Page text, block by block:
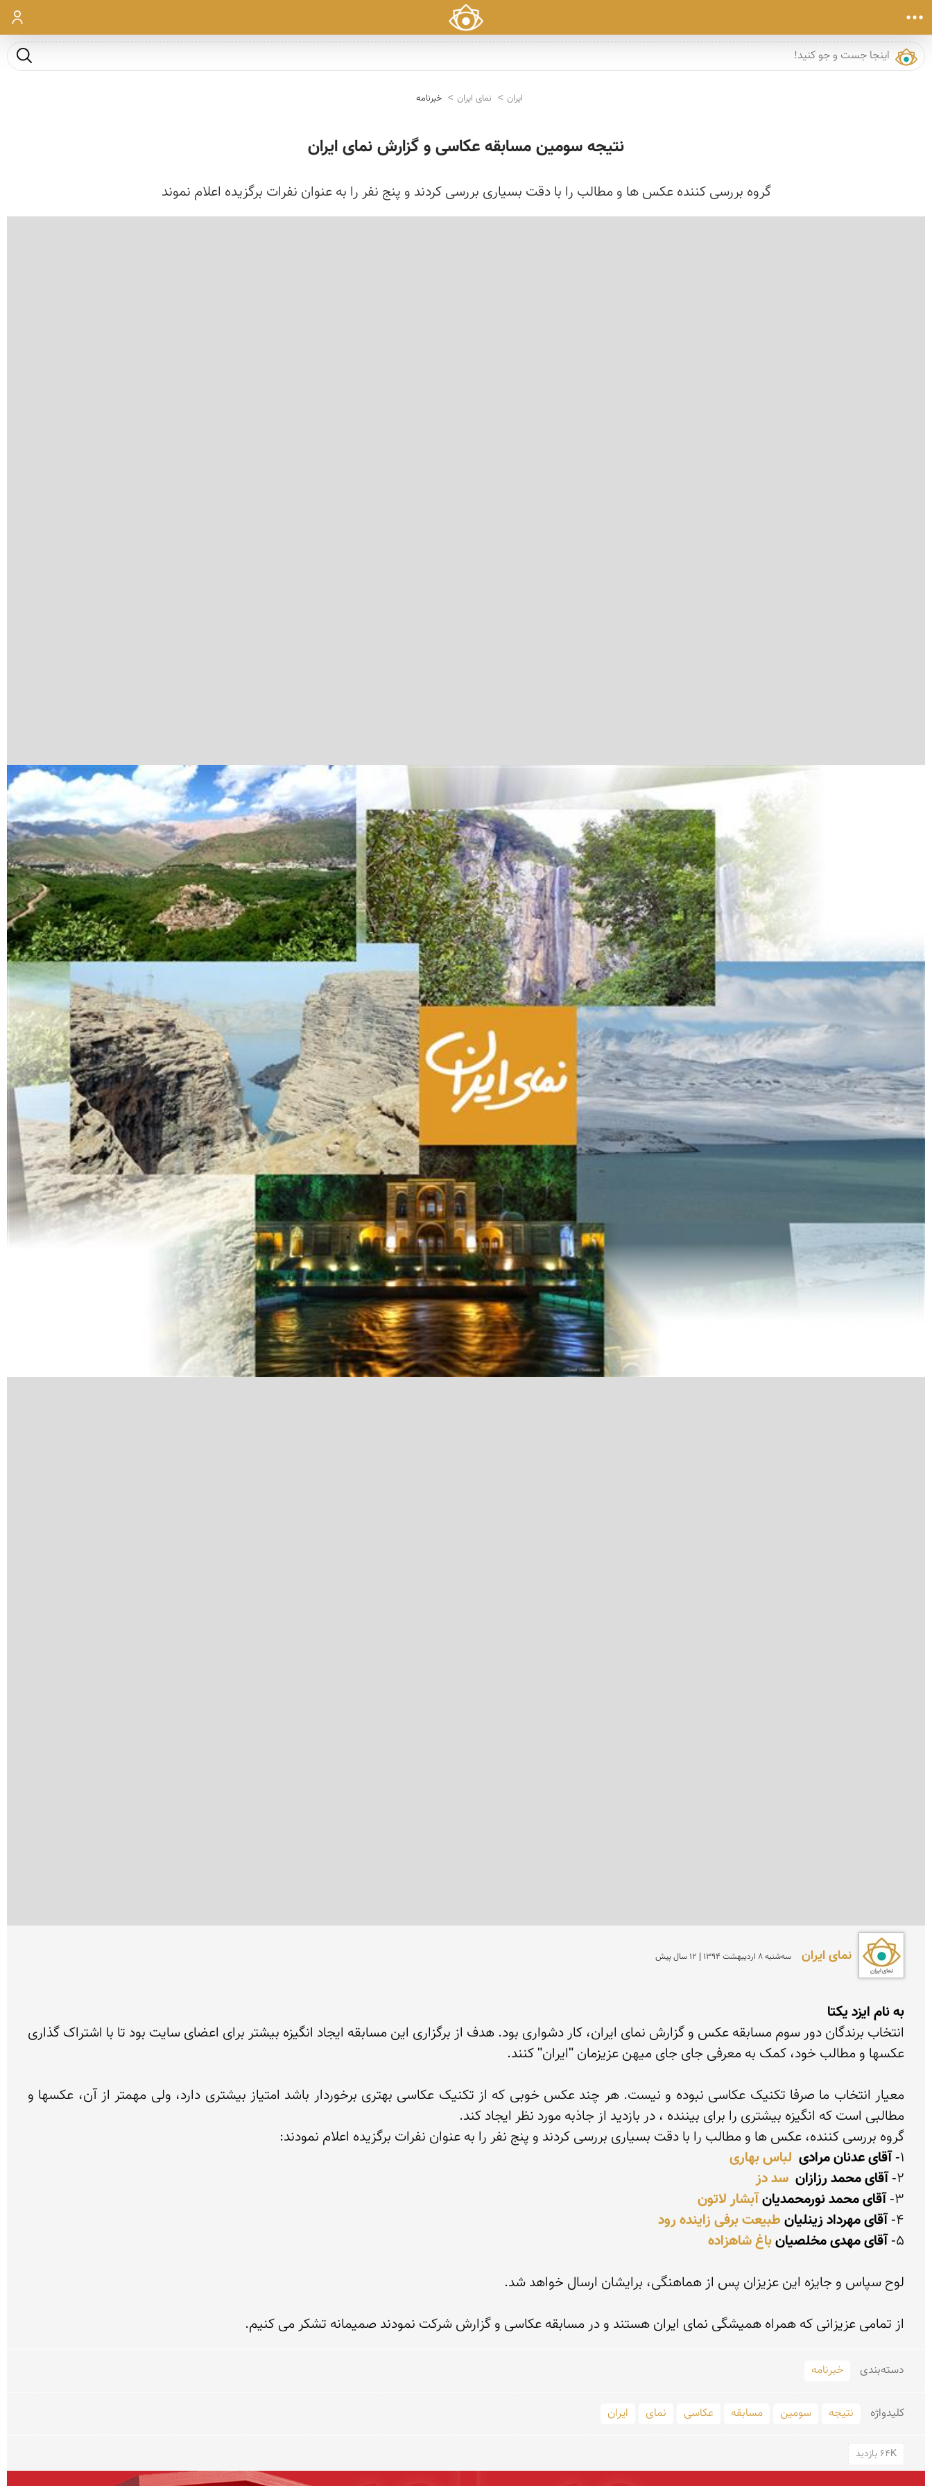
ورود
جست و
ایران نمای ایران خبرنامه
نتیجه سومین مسابقه عکاسی و گزارش نمای ایران
گروه بررسی کننده عکس ها و مطالب را با دقت بسیاری بررسی کردند و پنج نفر را به عنوان نفرات برگزیده اعلام نموند
نمای ایران سه‌شنبه 8 ارديبهشت 1394 | 12 سال پیش
به نام ایزد یکتا
1- آقای عدنان مرادی لباس بهاری
2- آقای محمد رزازان سد دز
3- آقای محمد نورمحمدیانآبشار لاتون
4- آقای مهرداد زینلیانطبیعت برفی زاینده رود
5- آقای مهدی مخلصیانباغ شاهزاده
از تمامی عزیزانی که همراه همیشگی نمای ایران هستند و در مسابقه عکاسی و گزارش شرکت نمودند صمیمانه تشکر می کنیم.
دسته‌بندی خبرنامه
کلید‌واژه نتیجه سومین مسابقه عکاسی نمای ایران
64K بازدید